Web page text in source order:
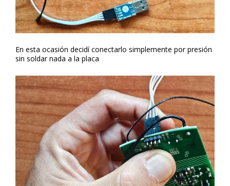
En esta ocasión decidí conectarlo simplemente por presión
sin soldar nada a la placa